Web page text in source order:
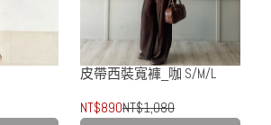
皮帶西裝寬褲_咖 S/M/L
NT$890NT$1,080